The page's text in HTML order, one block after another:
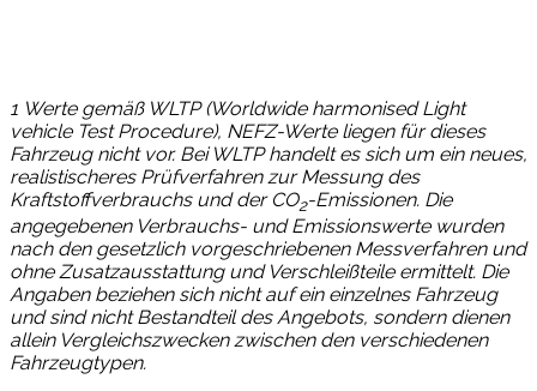
1 Werte gemäß WLTP (Worldwide harmonised Light
vehicle Test Procedure), NEFZ-Werte liegen für dieses
Fahrzeug nicht vor. Bei WLTP handelt es sich um ein neues,
realistischeres Prüfverfahren zur Messung des
Kraftstoffverbrauchs und der CO2-Emissionen. Die
angegebenen Verbrauchs- und Emissionswerte wurden
nach den gesetzlich vorgeschriebenen Messverfahren und
ohne Zusatzausstattung und Verschleißteile ermittelt. Die
Angaben beziehen sich nicht auf ein einzelnes Fahrzeug
und sind nicht Bestandteil des Angebots, sondern dienen
allein Vergleichszwecken zwischen den verschiedenen
Fahrzeugtypen.